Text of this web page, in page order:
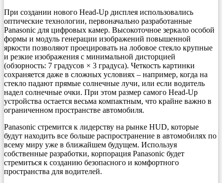
При создании нового Head-Up дисплея использовались
оптические технологии, первоначально разработанные
Panasonic для цифровых камер. Высокоточное зеркало особой
формы и модуль генерации изображений повышенной
яркости позволяют проецировать на лобовое стекло крупные
и резкие изображения с минимальной дисторцией
(обзорность: 7 градусов × 3 градуса). Четкость картинки
сохраняется даже в сложных условиях – например, когда на
стекло падают прямые солнечные лучи, или если водитель
надел солнечные очки. При этом размер самого Head-Up
устройства остается весьма компактным, что крайне важно в
ограниченном пространстве автомобиля.
Panasonic стремится к лидерству на рынке HUD, которые
будут находить все больше распространение в автомобилях по
всему миру уже в ближайшем будущем. Используя
собственные разработки, корпорация Panasonic будет
стремиться к созданию безопасного и комфортного
пространства для водителей.